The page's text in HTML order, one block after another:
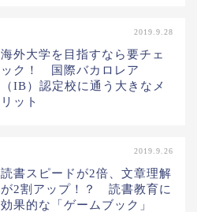
2019.9.28
海外大学を目指すなら要チェ
ック！ 国際バカロレア
（IB）認定校に通う大きなメ
リット
2019.9.26
読書スピードが2倍、文章理解
が2割アップ！？ 読書教育に
効果的な「ゲームブック」